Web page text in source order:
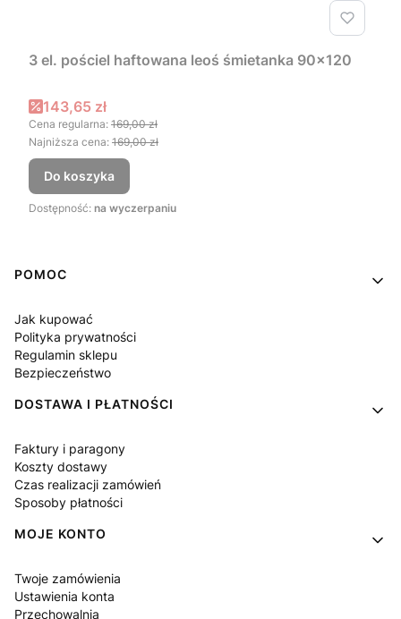
3 el. pościel haftowana leoś śmietanka 90x120
Cena promocyjna
143,65 zł
Cena regularna: 169,00 zł
Najniższa cena: 169,00 zł
Do koszyka
Dostępność: na wyczerpaniu
Linki w stopce
POMOC
Jak kupować
Polityka prywatności
Regulamin sklepu
Bezpieczeństwo
DOSTAWA I PŁATNOŚCI
Faktury i paragony
Koszty dostawy
Czas realizacji zamówień
Sposoby płatności
MOJE KONTO
Twoje zamówienia
Ustawienia konta
Przechowalnia